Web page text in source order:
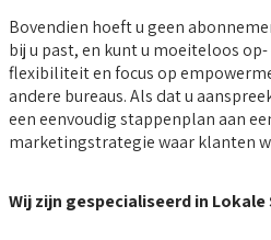
Bovendien hoeft u geen
bij u past, en kunt u moeiteloos op-
flexibiliteit en focus op
andere bureaus. Als dat u
een eenvoudig stappenplan aan
marketingstrategie waar klanten
Wij zijn gespecialiseerd in Lokale